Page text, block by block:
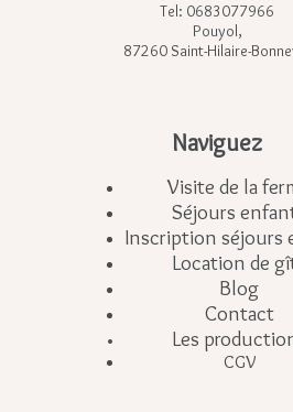
Tel: 0683077966
Pouyol,
87260 Saint-Hilaire-
Naviguez
Visite de la
Séjours
Inscription séjours
Location de
Blog
Contact
Les
CGV